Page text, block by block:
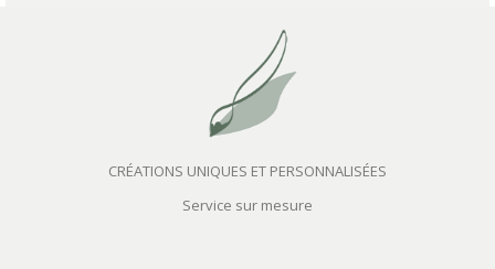
CRÉATIONS UNIQUES ET PERSONNALISÉES
Service sur mesure